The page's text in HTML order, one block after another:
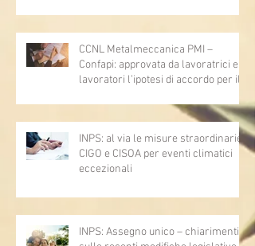
articoli 1362, 2697, 2730, 2732, 2734
e 2735)
CCNL Metalmeccanica PMI –
Confapi: approvata da lavoratrici e
lavoratori l’ipotesi di accordo per il
INPS: al via le misure straordinarie
CIGO e CISOA per eventi climatici
eccezionali
INPS: Assegno unico – chiarimenti